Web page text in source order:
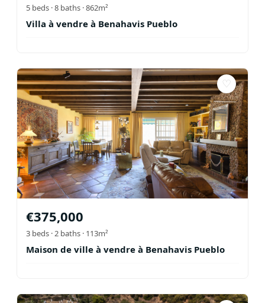
5 beds ·8 baths · 862m²
Villa à vendre à Benahavis Pueblo
♡
€375,000
3 beds ·2 baths · 113m²
Maison de ville à vendre à Benahavis Pueblo